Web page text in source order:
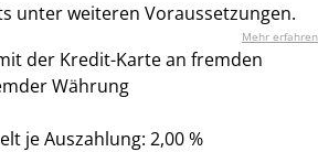
unter weiteren Voraussetzungen.
Mehr erfahren
der Kredit-Karte an fremden
Währung
je Auszahlung: 2,00 %